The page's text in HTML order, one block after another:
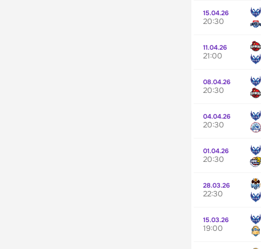
15.04.26
20:30
11.04.26
21:00
08.04.26
20:30
04.04.26
20:30
01.04.26
20:30
28.03.26
22:30
15.03.26
19:00